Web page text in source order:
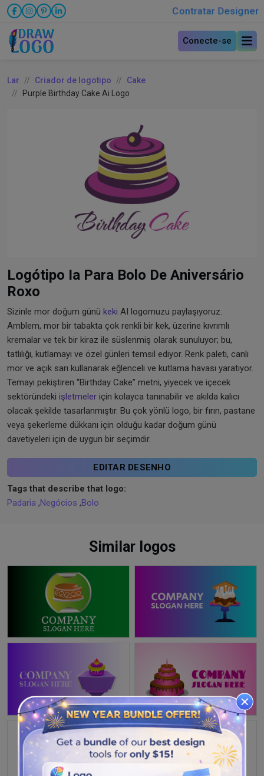
Contratar Designer
Conecte-se
Lar Criador de logotipo
Cake
Purple Birthday Cake Ai Logo
Logótipo Ia Para Bolo De Aniversário
Roxo
Sizinle mor doğum günü keki AI logomuzu paylaşıyoruz.
Amblem, mor bir tabakta çok renkli bir kek, üzerine kıvrımlı
kremalar ve tek bir kiraz ile süslenmiş olarak sunuluyor; bu,
tatlılığı, kutlamayı ve özel günleri temsil ediyor. Renk paleti, canlı
mor ve açık sarı kullanarak eğlenceli ve kutlama havası yaratıyor.
Temayı pekiştiren “Birthday Cake” metni, yiyecek ve içecek
sektöründeki işletmeler için kolayca tanınabilir ve akılda kalıcı
olacak şekilde tasarlanmıştır. Bu çok yönlü logo, bir fırın, pastane
veya şekerleme dükkanı için olduğu kadar doğum günü
davetiyeleri için de uygun bir seçimdir.
EDITAR DESENHO
Tags that describe that logo:
Padaria ,Negócios ,Bolo
Similar logos